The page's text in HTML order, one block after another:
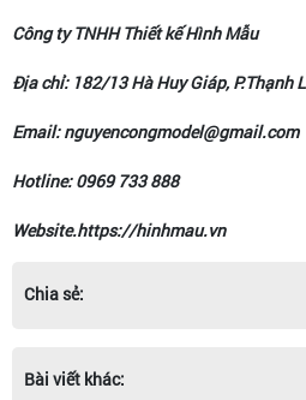
Công ty TNHH Thiết kế Hình Mẫu
Địa chỉ: 182/13 Hà Huy Giáp, P.Thạnh
Email: nguyencongmodel@gmail.com
Hotline: 0969 733 888
Website.https://hinhmau.vn
Chia sẻ:
Bài viết khác: